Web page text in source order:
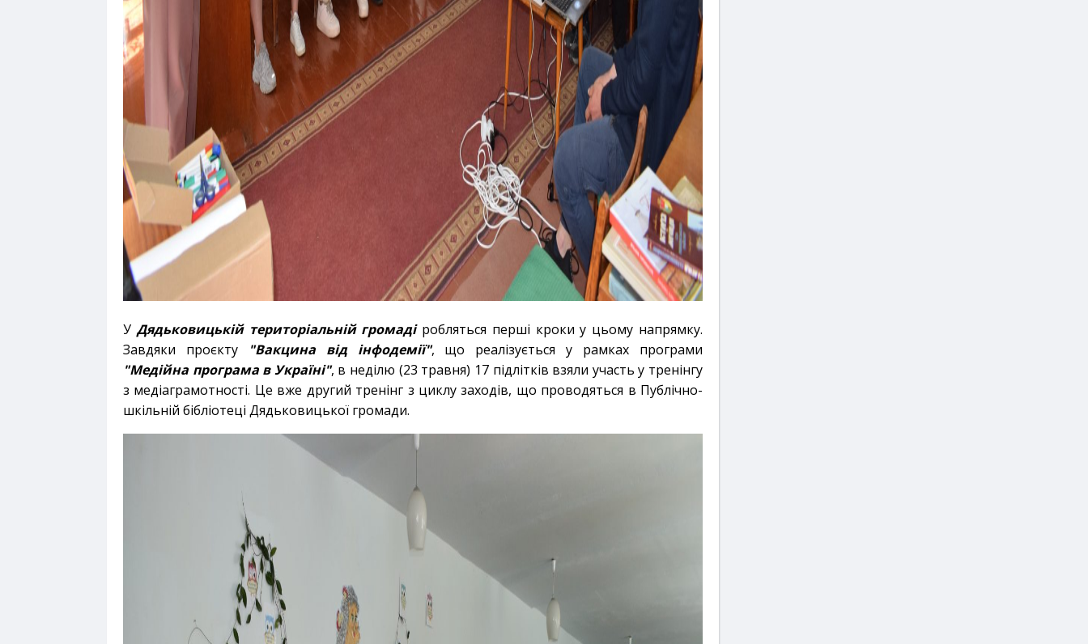
У Дядьковицькій територіальній громадіробляться перші кроки у цьому напрямку.
Завдяки проєкту
"Вакцина від інфодемії", що реалізується у рамках програми
"Медійна програма в Україні", в неділю (23 травня) 17 підлітків взяли участь у тренінгу
з медіаграмотності. Це вже другий тренінг з циклу заходів, що проводяться в Публічно-
шкільній бібліотеці Дядьковицької громади.